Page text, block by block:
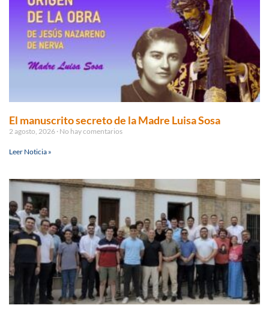
El manuscrito secreto de la Madre Luisa Sosa
2 agosto, 2026 No hay comentarios
Leer Noticia »